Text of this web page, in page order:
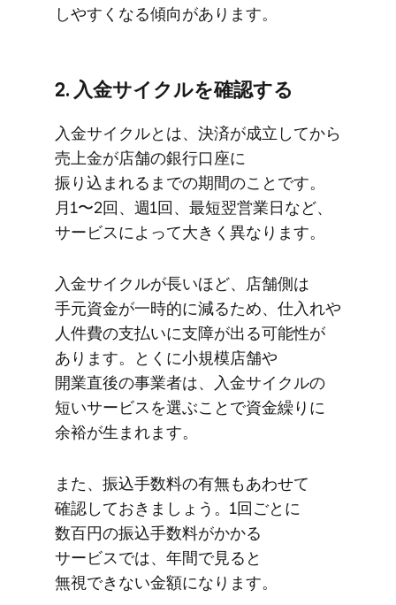
しやすくなる​傾向が​あります。
2. 入金サイクルを​確認する
入金サイクルとは、​決済が​成立してから​
売上金が​店舗の​銀行口座に​
振り込まれるまでの​期間の​ことです。​
月1〜2回、​週1回、​最短翌営業日など、​
サービスに​よって​大きく​異なります。
入金サイクルが​長いほど、​店舗側は​
手元資金が​一時的に​減る​ため、​仕入れや​
人件費の​支払いに​支障が​出る​可能性が​
あります。​とくに​小規模店舗や​
開業直後の​事業者は、​入金サイクルの​
短い​サービスを​選ぶことで​資金繰りに​
余裕が​生まれます。
また、​振込手数料の​有無も​あわせて​
確認して​おきましょう。​1回ごとに​
数百円の​振込手数料が​かかる​
サービスでは、​年間で​見ると​
無視できない​金額に​なります。